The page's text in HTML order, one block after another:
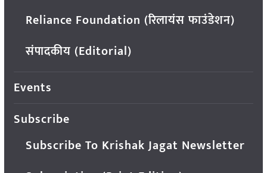
Reliance Foundation (रिलायंस फाउंडेशन)
संपादकीय (Editorial)
Events
Subscribe
Subscribe To Krishak Jagat Newsletter